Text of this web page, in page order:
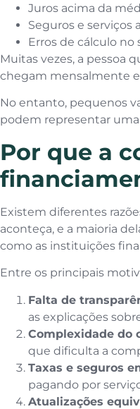
Juros acima da
Seguros e
Erros de cálculo no
Muitas vezes, a pessoa
chegam mensalmente
No entanto, pequenos
podem representar
Por que a
Existem diferentes
aconteça, e a maioria
como as instituições
Entre os principais
Falta de
as explicações
Complexidade do
que dificulta a
Taxas e seguros
pagando por
Atualizações